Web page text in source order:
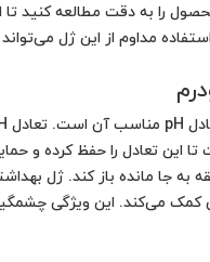
را به دقت مطالعه کنید
مداوم از این ژل می‌تواند
کمک می‌کند. این ویژگی